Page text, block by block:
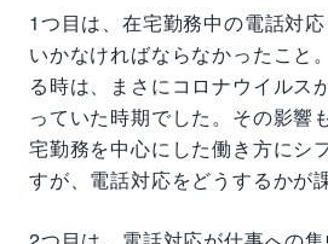
1つ目は、在宅勤務中の電話対
いかなければならなかったこと
る時は、まさにコロナウイルス
っていた時期でした。その影響
宅勤務を中心にした働き方にシ
すが、電話対応をどうするかが